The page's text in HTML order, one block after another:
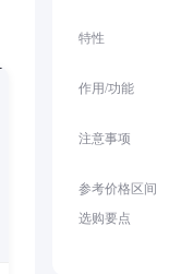
特性
作用/功能
注意事项
参考价格区间
选购要点